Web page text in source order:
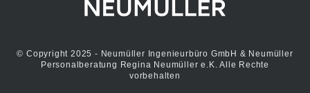
© Copyright 2025 - Neumüller Ingenieurbüro GmbH & Neumüller
Personalberatung Regina Neumüller e.K. Alle Rechte
vorbehalten